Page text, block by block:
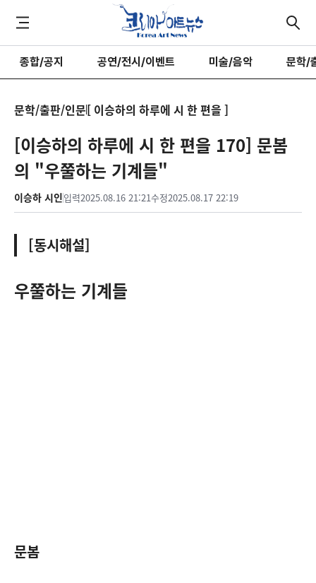
종합/공지 공연/전시/이벤트 미술/음악 문학/
문학/출판/인문[ 이승하의 하루에 시 한 편을 ]
[이승하의 하루에 시 한 편을 170] 문봄
의 "우쭐하는 기계들"
이승하 시인입력2025.08.16 21:21수정2025.08.17 22:19
[동시해설]
우쭐하는 기계들
문봄